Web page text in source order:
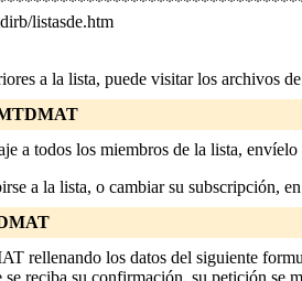
listasde.htm
a la lista, puede visitar los archivos de
a todos los miembros de la lista,
a la lista, o cambiar su subscripción,
rellenando los datos del siguiente
se reciba su confirmación, su petición se